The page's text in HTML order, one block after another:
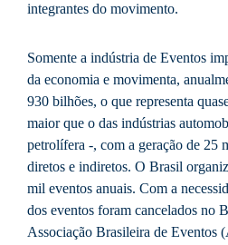
integrantes do movimento.
Somente a indústria de Eventos
da economia e movimenta,
930 bilhões, o que representa
maior que o das indústrias
petrolífera -, com a geração de 25
diretos e indiretos. O Brasil
mil eventos anuais. Com a
dos eventos foram cancelados no
Associação Brasileira de Eventos